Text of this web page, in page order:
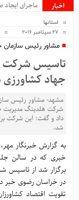
اخبار
ماجرای
استانها
مشاور رئیس سازمان
تاسیس شرکت
جهاد
مشهد- مشاور رئیس
شرکت هلدینگ مدیریت
داد و گفت: این شرکت
شد.
به گزارش خبرنگار
خبری که در سالن
برگزار شد از تاسیس
در خراسان رضوی خبر
تقویت اقتصاد